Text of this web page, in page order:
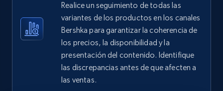
TikTok Shop - Collect TikTok shop products
by keywords search
URL, Title, Available, Description, Currency, Initial
price, Final price, Discount percent, and more.
Realice un seguimiento de todas las
variantes de los productos en los canales
Bershka para garantizar la coherencia de
los precios, la disponibilidad y la
presentación del contenido. Identifique
las discrepancias antes de que afecten a
las ventas.